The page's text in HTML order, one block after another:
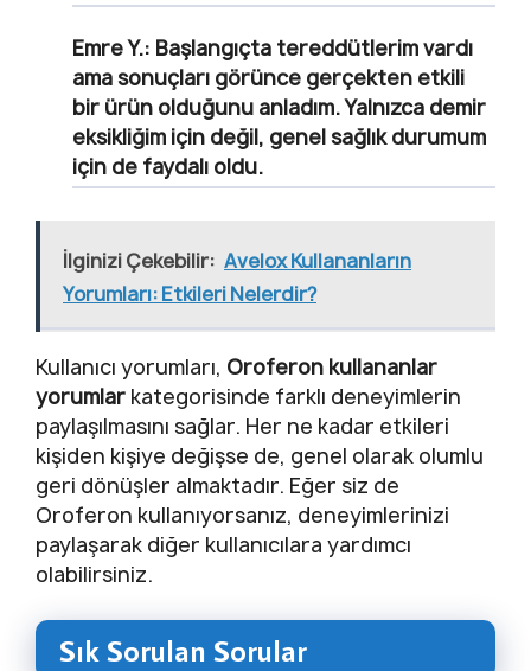
Emre Y.: Başlangıçta tereddütlerim vardı
ama sonuçları görünce gerçekten etkili
bir ürün olduğunu anladım. Yalnızca demir
eksikliğim için değil, genel sağlık durumum
için de faydalı oldu.
İlginizi Çekebilir: Avelox Kullananların
Yorumları: Etkileri Nelerdir?
Kullanıcı yorumları, Oroferon kullananlar
yorumlar kategorisinde farklı deneyimlerin
paylaşılmasını sağlar. Her ne kadar etkileri
kişiden kişiye değişse de, genel olarak olumlu
geri dönüşler almaktadır. Eğer siz de
Oroferon kullanıyorsanız, deneyimlerinizi
paylaşarak diğer kullanıcılara yardımcı
olabilirsiniz.
Sık Sorulan Sorular